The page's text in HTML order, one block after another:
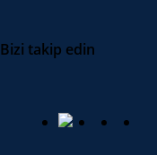
Bizi takip edin